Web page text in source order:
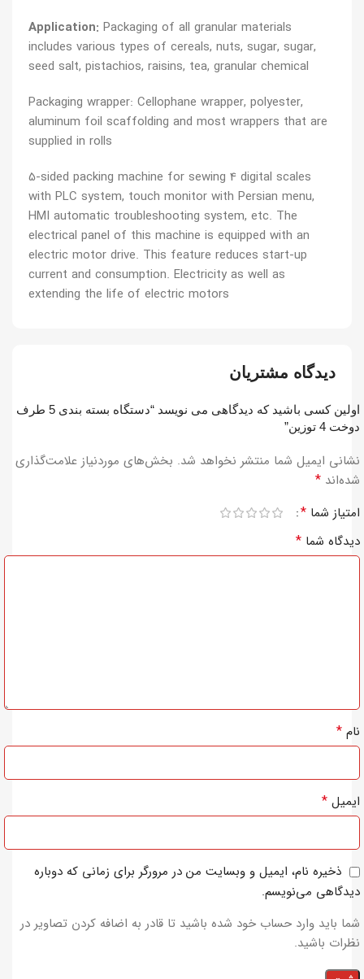
Application: Packaging of all granular materials
includes various types of cereals, nuts, sugar, sugar,
seed salt, pistachios, raisins, tea, granular chemical
Packaging wrapper: Cellophane wrapper, polyester,
aluminum foil scaffolding and most wrappers that are
supplied in rolls
5-sided packing machine for sewing 4 digital scales
with PLC system, touch monitor with Persian menu,
HMI automatic troubleshooting system, etc. The
electrical panel of this machine is equipped with an
electric motor drive. This feature reduces start-up
current and consumption. Electricity as well as
extending the life of electric motors
دیدگاه مشتریان
اولین کسی باشید که دیدگاهی می نویسد “دستگاه بسته بندی 5 طرف
دوخت 4 توزین”
نشانی ایمیل شما منتشر نخواهد شد. بخش‌های موردنیاز علامت‌گذاری
شده‌اند *
امتیاز شما *
دیدگاه شما *
نام *
ایمیل *
ذخیره نام، ایمیل و وبسایت من در مرورگر برای زمانی که دوباره
دیدگاهی می‌نویسم.
شما باید وارد حساب خود شده باشید تا قادر به اضافه کردن تصاویر در
نظرات باشید.